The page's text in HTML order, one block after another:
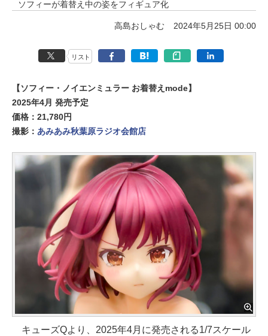
ソフィーが着替え中の姿をフィギュア化
高島おしゃむ 2024年5月25日 00:00
リスト
【ソフィー・ノイエンミュラー お着替えmode】
2025年4月 発売予定
価格：21,780円
撮影： あみあみ秋葉原ラジオ会館店
キューズQより、2025年4月に発売される1/7スケール